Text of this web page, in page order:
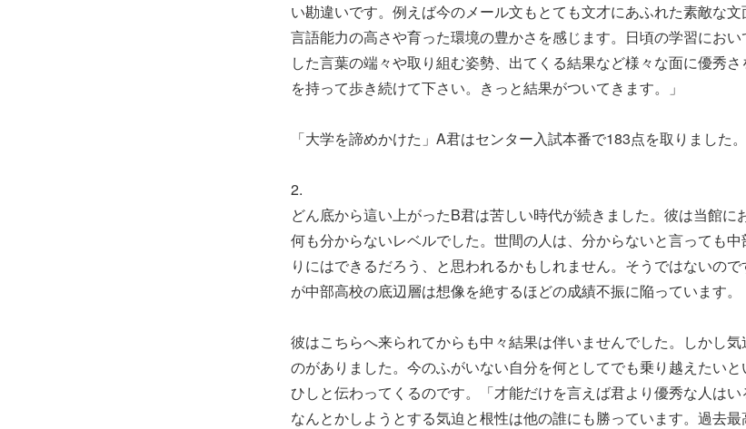
い勘違いです。例えば今のメール文もとても文才にあふれた素敵な
言語能力の高さや育った環境の豊かさを感じます。日頃の学習にお
した言葉の端々や取り組む姿勢、出てくる結果など様々な面に優秀
を持って歩き続けて下さい。きっと結果がついてきます。」
「大学を諦めかけた」A君はセンター入試本番で183点を取りました
2.
どん底から這い上がったB君は苦しい時代が続きました。彼は当館に
何も分からないレベルでした。世間の人は、分からないと言っても
りにはできるだろう、と思われるかもしれません。そうではないの
が中部高校の底辺層は想像を絶するほどの成績不振に陥っています。
彼はこちらへ来られてからも中々結果は伴いませんでした。しかし
のがありました。今のふがいない自分を何としてでも乗り越えたい
ひしと伝わってくるのです。「才能だけを言えば君より優秀な人は
なんとかしようとする気迫と根性は他の誰にも勝っています。過去